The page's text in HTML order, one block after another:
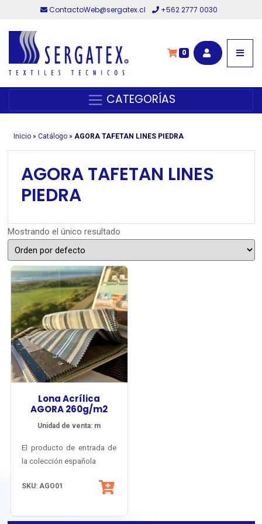
ContactoWeb@sergatex.cl +562 2777 0030
0
CATEGORÍAS
Inicio» Catálogo» AGORA TAFETAN LINES PIEDRA
AGORA TAFETAN LINES
PIEDRA
Mostrando el único resultado
Lona Acrílica
AGORA 260g/m2
Unidad de venta: m
El producto de entrada de
la colección española
con gran diversidad de
listados y múltiples
Su estructura basada en
SKU: AGO01